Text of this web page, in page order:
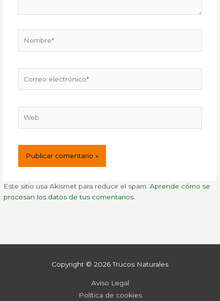
electrónico*
Este sitio usa Akismet para reducir el spam.Aprende cómo se
procesan los datos de tus comentarios.
Copyright © 2026Trucos Naturales
Aviso Legal
Política de cookies